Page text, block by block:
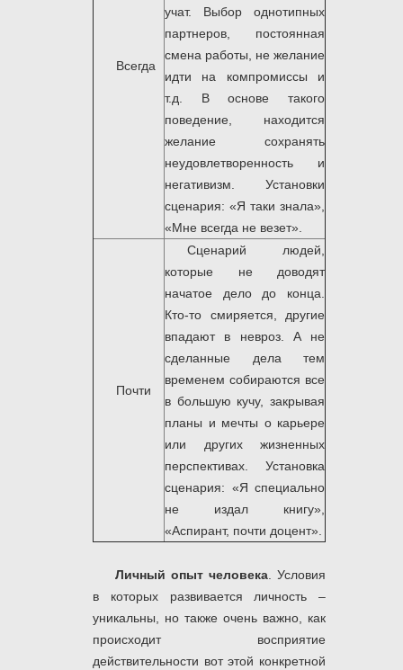
Всегда
учат. Выбор однотипных
партнеров, постоянная
смена работы, не желание
идти на компромиссы и
т.д. В основе такого
поведение, находится
желание сохранять
неудовлетворенность и
негативизм. Установки
сценария: «Я таки знала»,
«Мне всегда не везет».
Почти
Сценарий людей,
которые не доводят
начатое дело до конца.
Кто-то смиряется, другие
впадают в невроз. А не
сделанные дела тем
временем собираются все
в большую кучу, закрывая
планы и мечты о карьере
или других жизненных
перспективах. Установка
сценария: «Я специально
не издал книгу»,
«Аспирант, почти доцент».
Личный опыт человека . Условия
в которых развивается личность –
уникальны, но также очень важно, как
происходит восприятие
действительности вот этой конкретной